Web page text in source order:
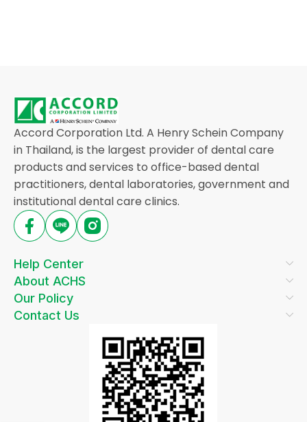
Accord Corporation Ltd. A Henry Schein Company
in Thailand, is the largest provider of dental care
products and services to office-based dental
practitioners, dental laboratories, government and
institutional dental care clinics.
Help Center
About ACHS
Our Policy
Contact Us